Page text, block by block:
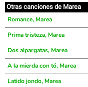
Otras canciones de Marea
Romance, Marea
Prima tristeza, Marea
Dos alpargatas, Marea
A la mierda con tó, Marea
Latido jondo, Marea